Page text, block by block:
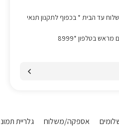
עד הבית * בכפוף לתקנון תנאי
בטלפון *8999
אספקה/משלוח גלריית